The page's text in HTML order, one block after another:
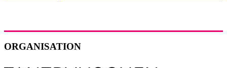
ORGANISATION